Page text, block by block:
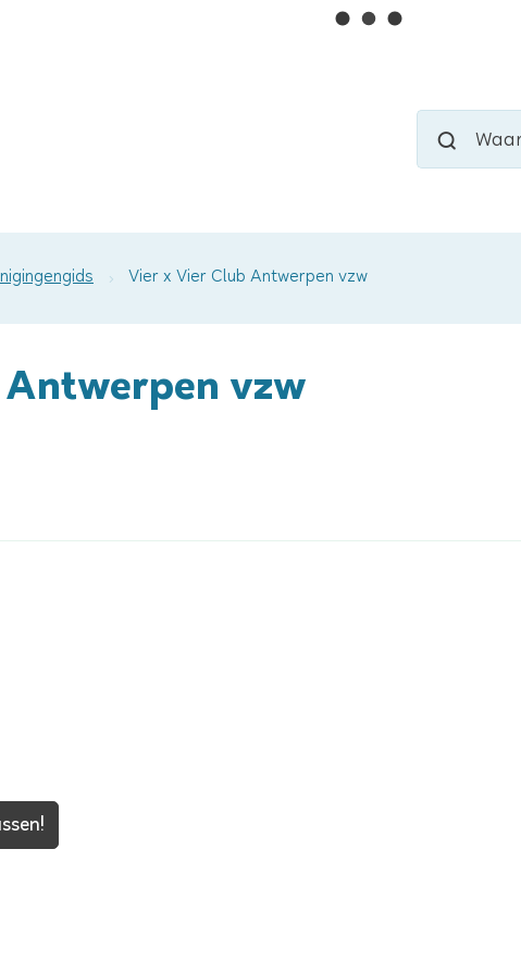
kunnen
helpen?
Zoeken
Vier x Vier Club Antwerpen vzw
vzw